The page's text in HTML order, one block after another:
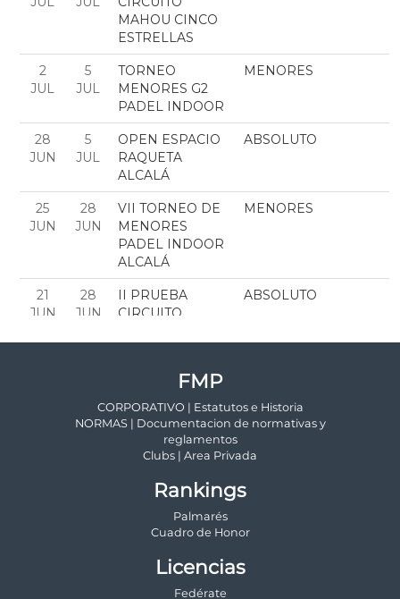
FMP
CORPORATIVO | Estatutos e Historia
NORMAS | Documentacion de normativas y
reglamentos
Clubs | Area Privada
Rankings
Palmarés
Cuadro de Honor
Licencias
Fedérate